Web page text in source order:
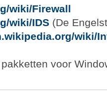
wiki/Firewall
wiki/IDS(De
wiki/
voor